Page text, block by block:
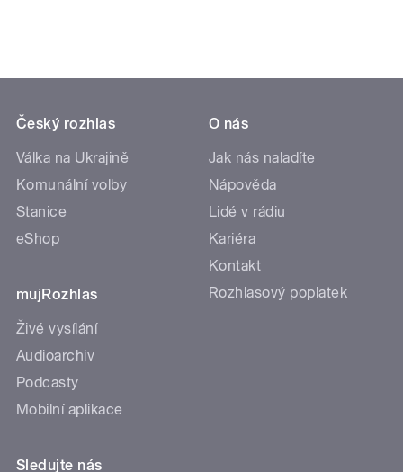
Český rozhlas
Válka na Ukrajině
Komunální volby
Stanice
eShop
mujRozhlas
Živé vysílání
Audioarchiv
Podcasty
Mobilní aplikace
O nás
Jak nás naladíte
Nápověda
Lidé v rádiu
Kariéra
Kontakt
Rozhlasový poplatek
Sledujte nás